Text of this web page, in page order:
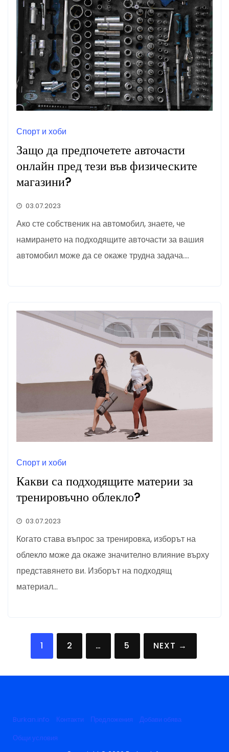
Спорт и хоби
Защо да предпочетете авточасти
онлайн пред тези във физическите
магазини?
03.07.2023
Ако сте собственик на автомобил, знаете, че
намирането на подходящите авточасти за вашия
автомобил може да се окаже трудна задача.…
Спорт и хоби
Какви са подходящите материи за
тренировъчно облекло?
03.07.2023
Когато става въпрос за тренировка, изборът на
облекло може да окаже значително влияние върху
представянето ви. Изборът на подходящ
материал…
Posts
pagination
1 2 … 5 NEXT →
Burkan.info Контакти Предложения
Добави обява
Общи условия